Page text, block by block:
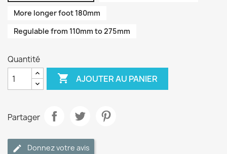
More longer foot 180mm
Regulable from 110mm to 275mm
Quantité
 AJOUTER AU PANIER
Partager
Donnez votre avis